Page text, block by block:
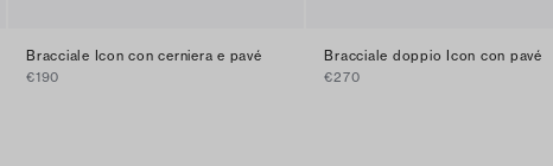
Bracciale Icon con cerniera e pavé
€190
Bracciale doppio Icon con pavé
€270